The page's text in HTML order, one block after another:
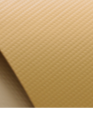
工地工程應用
搜尋